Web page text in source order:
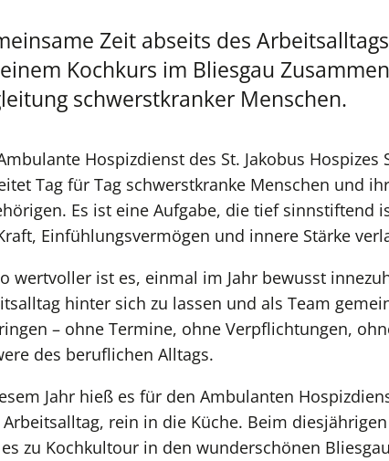
Zeit abseits des
Kochkurs im Bliesgau
schwerstkranker Menschen.
Hospizdienst des St. Jakobus Hospizes
Tag für Tag schwerstkranke Menschen und
Es ist eine Aufgabe, die tief sinnstiftend
Einfühlungsvermögen und innere Stärke
wertvoller ist es, einmal im Jahr bewusst
hinter sich zu lassen und als Team
– ohne Termine, ohne Verpflichtungen,
des beruflichen Alltags.
Jahr hieß es für den Ambulanten
rein in die Küche. Beim
zu Kochkultour in den wunderschönen